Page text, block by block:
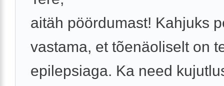
aitäh pöördumast! Kahjuks
vastama, et tõenäoliselt on
epilepsiaga. Ka need